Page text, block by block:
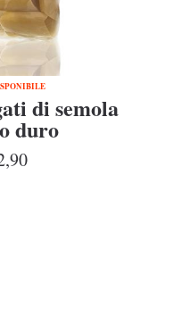
di semola
duro